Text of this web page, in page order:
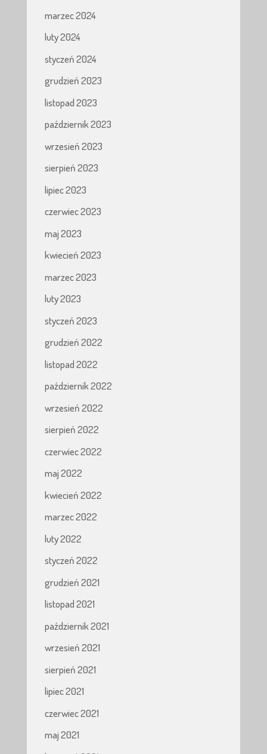
marzec 2024
luty 2024
styczeń 2024
grudzień 2023
listopad 2023
październik 2023
wrzesień 2023
sierpień 2023
lipiec 2023
czerwiec 2023
maj 2023
kwiecień 2023
marzec 2023
luty 2023
styczeń 2023
grudzień 2022
listopad 2022
październik 2022
wrzesień 2022
sierpień 2022
czerwiec 2022
maj 2022
kwiecień 2022
marzec 2022
luty 2022
styczeń 2022
grudzień 2021
listopad 2021
październik 2021
wrzesień 2021
sierpień 2021
lipiec 2021
czerwiec 2021
maj 2021